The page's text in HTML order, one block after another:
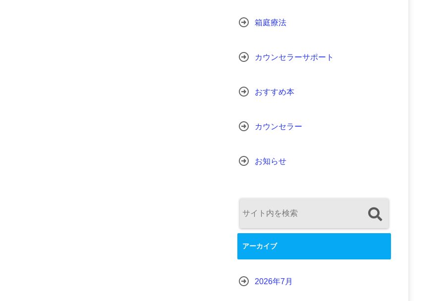
箱庭療法
カウンセラーサポート
おすすめ本
カウンセラー
お知らせ
アーカイブ
2026年7月